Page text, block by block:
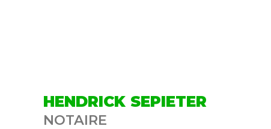
HENDRICK SEPIETER
NOTAIRE